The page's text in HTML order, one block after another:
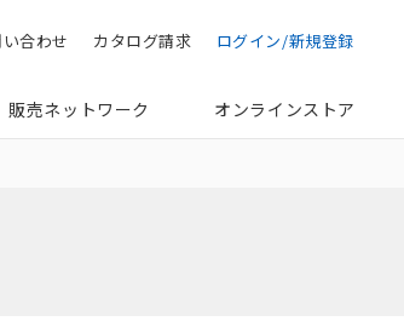
ログイン/新規登録
カタログ請求
合わせ
販売ネットワーク オンラインストア